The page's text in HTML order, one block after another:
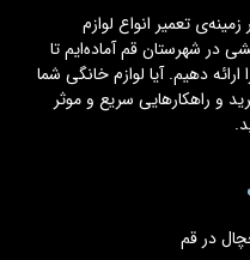
بیش از ۱۰ سال در زمینه‌ی تعمیر انواع لوازم
در شهرستان قم آماده‌ایم تا
دهیم. آیا لوازم خانگی شما
و راهکارهایی سریع و موثر
در قم